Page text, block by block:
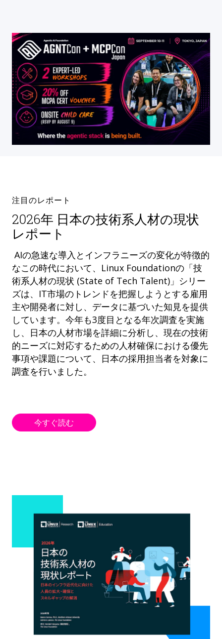
注目のレポート
2026年 日本の技術系人材の現状
レポート
AIの急速な導入とインフラニーズの変化が特徴的
なこの時代において、Linux Foundationの「技
術系人材の現状 (State of Tech Talent)」シリー
ズは、IT市場のトレンドを把握しようとする雇用
主や開発者に対し、データに基づいた知見を提供
しています。今年も3度目となる年次調査を実施
し、日本の人材市場を詳細に分析し、現在の技術
的ニーズに対応するための人材確保における優先
事項や課題について、日本の採用担当者を対象に
調査を行いました。
今すぐ読む